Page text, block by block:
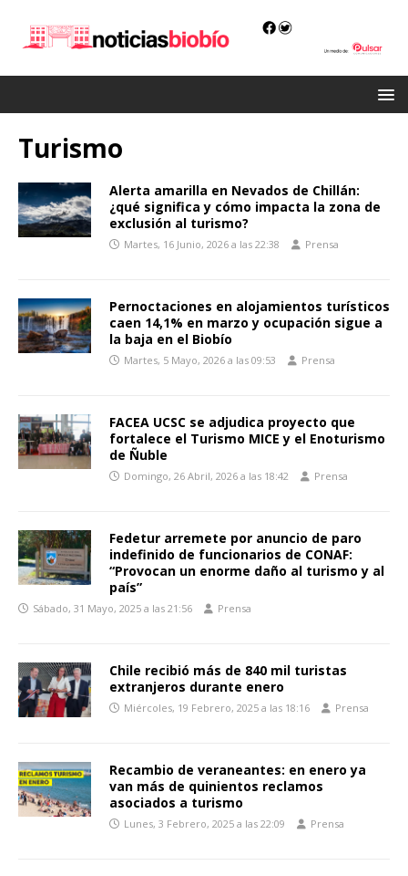
Turismo
Alerta amarilla en Nevados de Chillán:
¿qué significa y cómo impacta la zona de
exclusión al turismo?
Martes, 16 Junio, 2026 a las 22:38 Prensa
Pernoctaciones en alojamientos turísticos
caen 14,1% en marzo y ocupación sigue a
la baja en el Biobío
Martes, 5 Mayo, 2026 a las 09:53 Prensa
FACEA UCSC se adjudica proyecto que
fortalece el Turismo MICE y el Enoturismo
de Ñuble
Domingo, 26 Abril, 2026 a las 18:42 Prensa
Fedetur arremete por anuncio de paro
indefinido de funcionarios de CONAF:
“Provocan un enorme daño al turismo y al
país”
Sábado, 31 Mayo, 2025 a las 21:56 Prensa
Chile recibió más de 840 mil turistas
extranjeros durante enero
Miércoles, 19 Febrero, 2025 a las 18:16 Prensa
Recambio de veraneantes: en enero ya
van más de quinientos reclamos
asociados a turismo
Lunes, 3 Febrero, 2025 a las 22:09 Prensa